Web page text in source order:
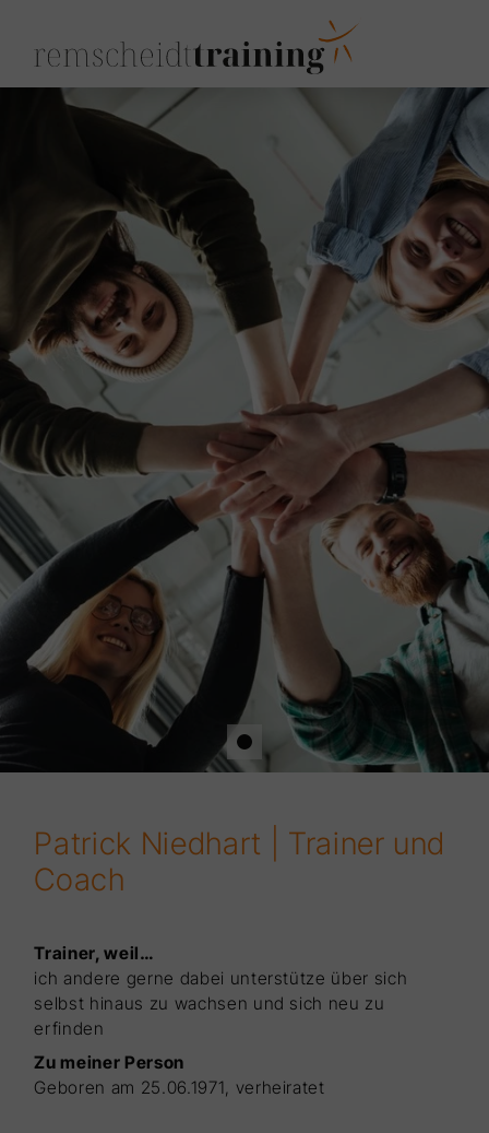
Patrick Niedhart | Trainer und
Coach
Trainer, weil…
ich andere gerne dabei unterstütze über sich
selbst hinaus zu wachsen und sich neu zu
erfinden
Zu meiner Person
Geboren am 25.06.1971, verheiratet